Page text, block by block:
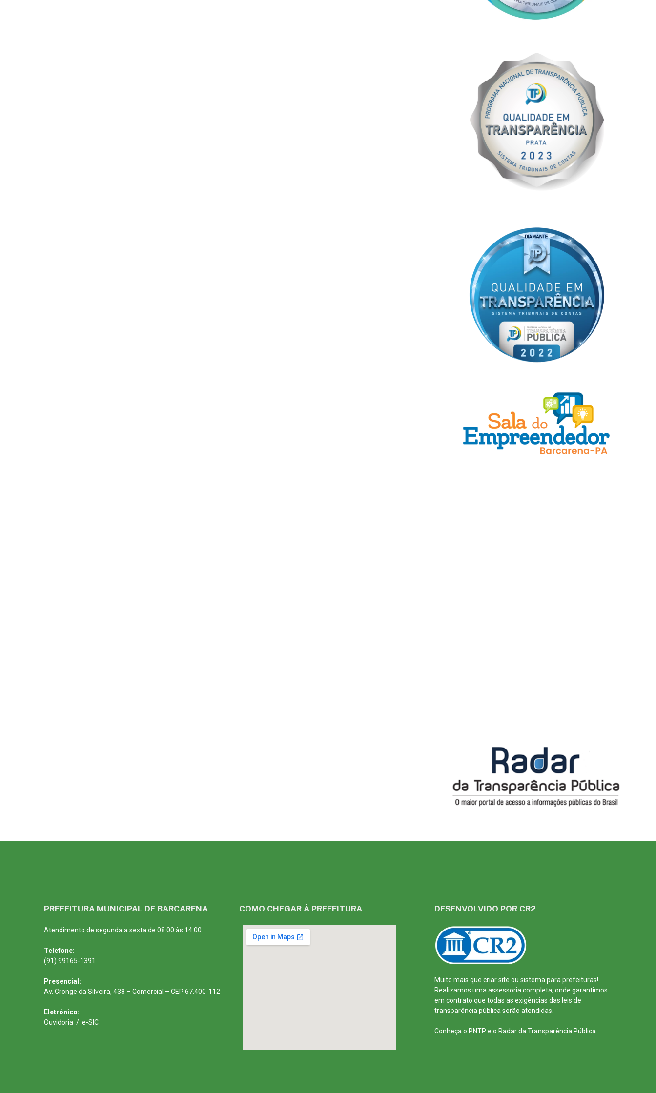
PREFEITURA MUNICIPAL DE BARCARENA
Atendimento de segunda a sexta de 08:00 às 14:00
Telefone:
(91) 99165-1391
Presencial:
Av. Cronge da Silveira, 438 – Comercial – CEP 67.400-112
Eletrônico:
Ouvidoria / e-SIC
COMO CHEGAR À PREFEITURA DESENVOLVIDO POR CR2
Muito mais que criar site ou sistema para prefeituras!
Realizamos uma assessoria completa, onde garantimos
em contrato que todas as exigências das leis de
transparência pública serão atendidas.
Conheça o PNTP e o Radar da Transparência Pública